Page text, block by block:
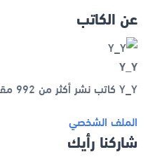
عن الكاتب
Y_Y
Y_Y كاتب نشر أكثر من 992 مقالاً في ألعاب وتطبيقات وتعلم.
الملف الشخصي
شاركنا رأيك